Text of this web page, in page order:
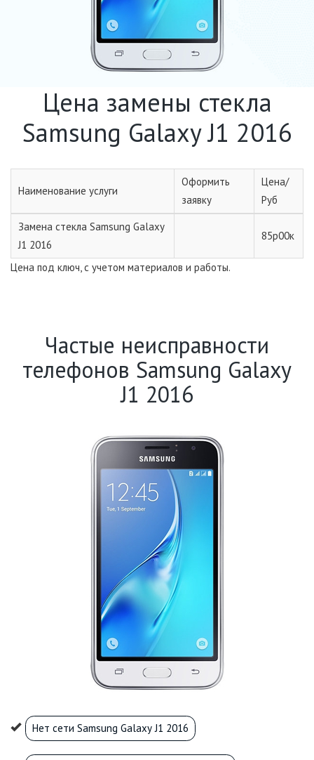
Цена замены стекла
Samsung Galaxy J1 2016
Наименование услуги
Оформить
заявку
Цена/
Руб
Замена стекла Samsung Galaxy
J1 2016
85р00к
Цена под ключ, с учетом материалов и работы.
Частые неисправности
телефонов Samsung Galaxy
J1 2016
Нет сети Samsung Galaxy J1 2016